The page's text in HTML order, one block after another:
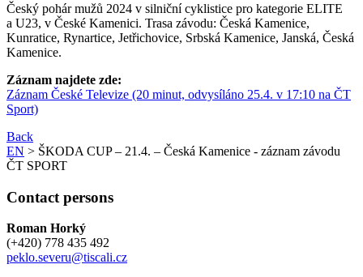
Český pohár mužů 2024 v silniční cyklistice pro kategorie ELITE
a U23, v České Kamenici. Trasa závodu: Česká Kamenice,
Kunratice, Rynartice, Jetřichovice, Srbská Kamenice, Janská, Česká
Kamenice.
Záznam najdete zde:
Záznam České Televize (20 minut, odvysíláno 25.4. v 17:10 na ČT
Sport)
Back
EN > ŠKODA CUP – 21.4. – Česká Kamenice - záznam závodu
ČT SPORT
Contact persons
Roman Horký
(+420) 778 435 492
peklo.severu@tiscali.cz